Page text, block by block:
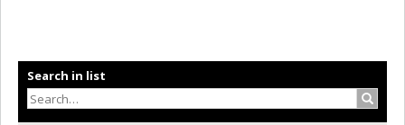
Search in list